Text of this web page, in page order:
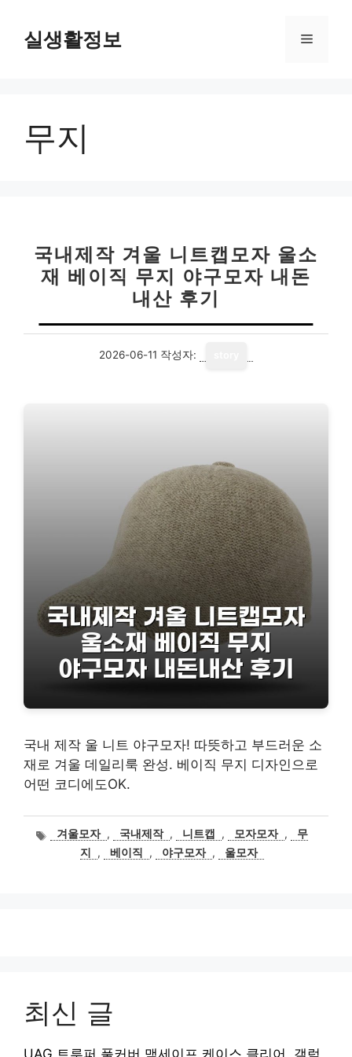
실생활정보 메
무지
국내제작 겨울 니트캡모자 울소
재 베이직 무지 야구모자 내돈
내산 후기
2026-06-11 작성자:
국내 제작 울 니트 야구모자! 따뜻하고 부드러운 소
재로 겨울 데일리룩 완성. 베이직 무지 디자인으로
어떤 코디에도OK.
태겨울모자 , 국내제작 , 니트캡 , 모자모자 ,
무
지
, 베이직 , 야구모자 , 울모자
최신 글